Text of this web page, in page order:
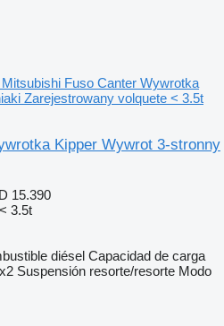
Mitsubishi Fuso Canter Wywrotka
Zarejestrowany volquete < 3.5t
Kipper Wywrot 3-stronny
15.390
3.5t
diésel Capacidad de carga
Suspensión resorte/resorte Modo